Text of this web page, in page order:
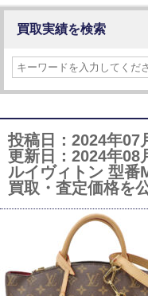
買取実績を検索
投稿日：2024年07
更新日：2024年08
ルイヴィトン 型番
買取・査定価格を